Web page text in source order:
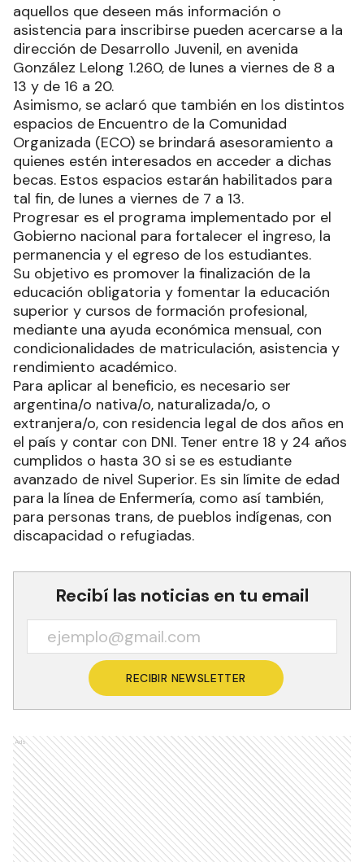
aquellos que deseen más información o
asistencia para inscribirse pueden acercarse a la
dirección de Desarrollo Juvenil, en avenida
González Lelong 1.260, de lunes a viernes de 8 a
13 y de 16 a 20.
Asimismo, se aclaró que también en los distintos
espacios de Encuentro de la Comunidad
Organizada (ECO) se brindará asesoramiento a
quienes estén interesados en acceder a dichas
becas. Estos espacios estarán habilitados para
tal fin, de lunes a viernes de 7 a 13.
Progresar es el programa implementado por el
Gobierno nacional para fortalecer el ingreso, la
permanencia y el egreso de los estudiantes.
Su objetivo es promover la finalización de la
educación obligatoria y fomentar la educación
superior y cursos de formación profesional,
mediante una ayuda económica mensual, con
condicionalidades de matriculación, asistencia y
rendimiento académico.
Para aplicar al beneficio, es necesario ser
argentina/o nativa/o, naturalizada/o, o
extranjera/o, con residencia legal de dos años en
el país y contar con DNI. Tener entre 18 y 24 años
cumplidos o hasta 30 si se es estudiante
avanzado de nivel Superior. Es sin límite de edad
para la línea de Enfermería, como así también,
para personas trans, de pueblos indígenas, con
discapacidad o refugiadas.
Recibí las noticias en tu email
RECIBIR NEWSLETTER
Ads